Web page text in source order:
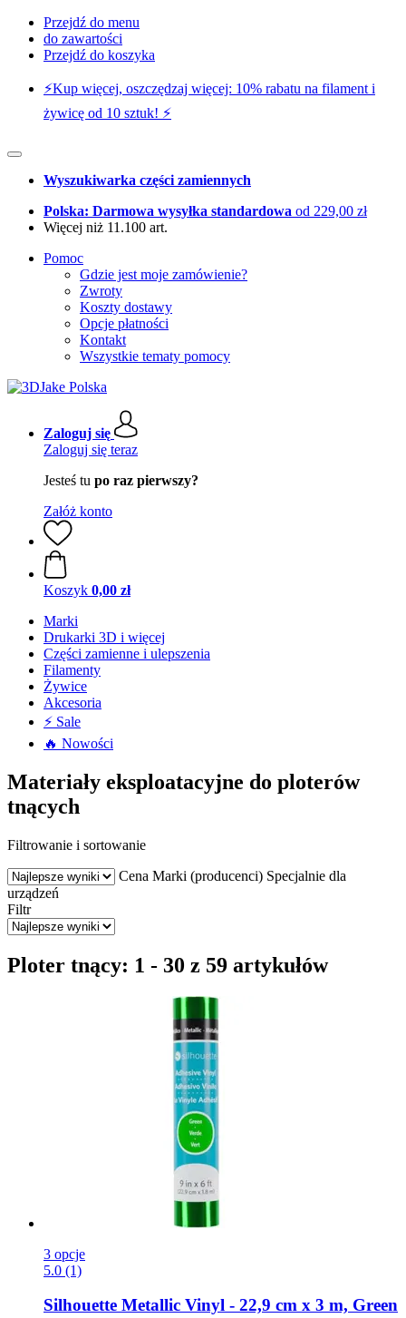
Przejdź do menu
do zawartości
Przejdź do koszyka
⚡️Kup więcej, oszczędzaj więcej: 10% rabatu na filament i
żywicę od 10 sztuk! ⚡️
Wyszukiwarka części zamiennych
Polska: Darmowa wysyłka standardowa od 229,00 zł
Więcej niż 11.100 art.
Pomoc
Gdzie jest moje zamówienie?
Zwroty
Koszty dostawy
Opcje płatności
Kontakt
Wszystkie tematy pomocy
Zaloguj się
Zaloguj się teraz
Jesteś tu po raz pierwszy?
Załóż konto
Koszyk 0,00 zł
Marki
Drukarki 3D i więcej
Części zamienne i ulepszenia
Filamenty
Żywice
Akcesoria
⚡ Sale
🔥 Nowości
Materiały eksploatacyjne do ploterów
tnących
Filtrowanie i sortowanie
Cena Marki (producenci) Specjalnie dla
urządzeń
Filtr
Ploter tnący: 1 - 30 z 59 artykułów
3 opcje
5.0 (1)
Silhouette Metallic Vinyl -​ 22,9 cm x 3 m, Green